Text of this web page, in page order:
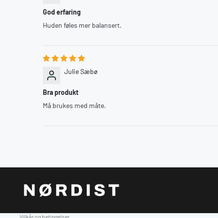
God erfaring
Huden føles mer balansert.
Julie Sæbø
Bra produkt
Må brukes med måte.
Vilkår og betingelser
Personvernerklæring